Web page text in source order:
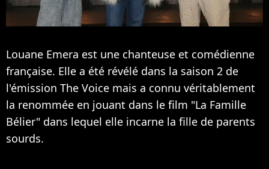
Louane Emera est une chanteuse et comédienne
française. Elle a été révélé dans la saison 2 de
l'émission The Voice mais a connu véritablement
la renommée en jouant dans le film "La Famille
Bélier" dans lequel elle incarne la fille de parents
sourds.